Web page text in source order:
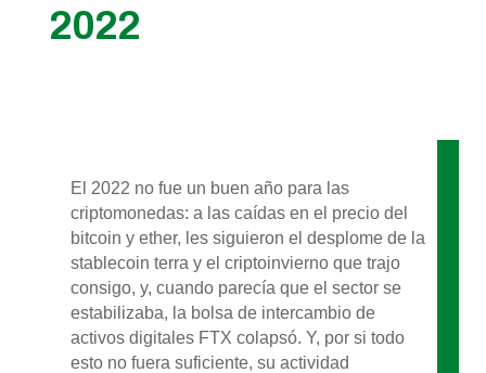
2022
El 2022 no fue un buen año para las
criptomonedas: a las caídas en el precio del
bitcoin y ether, les siguieron el desplome de la
stablecoin terra y el criptoinvierno que trajo
consigo, y, cuando parecía que el sector se
estabilizaba, la bolsa de intercambio de
activos digitales FTX colapsó. Y, por si todo
esto no fuera suficiente, su actividad